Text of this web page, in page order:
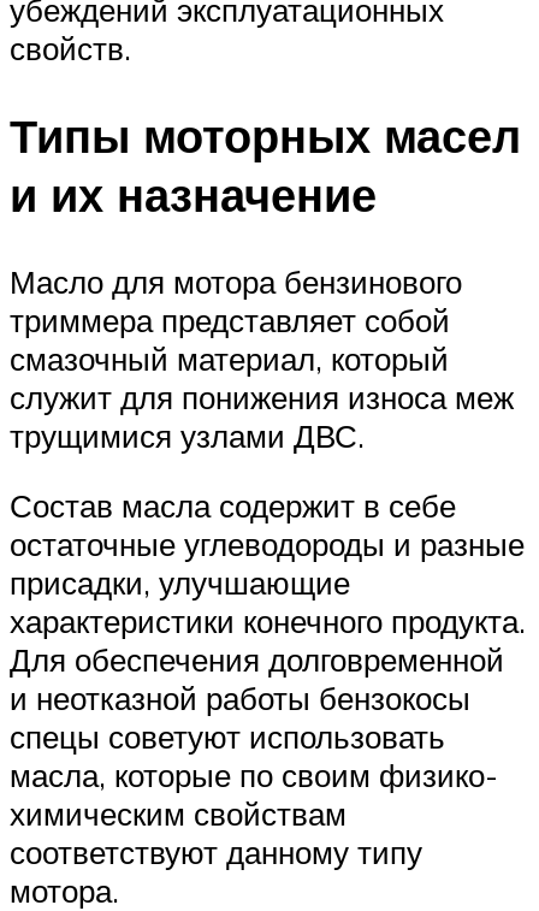
убеждений эксплуатационных
свойств.
Типы моторных масел
и их назначение
Масло для мотора бензинового
триммера представляет собой
смазочный материал, который
служит для понижения износа меж
трущимися узлами ДВС.
Состав масла содержит в себе
остаточные углеводороды и разные
присадки, улучшающие
характеристики конечного продукта.
Для обеспечения долговременной
и неотказной работы бензокосы
спецы советуют использовать
масла, которые по своим физико-
химическим свойствам
соответствуют данному типу
мотора.